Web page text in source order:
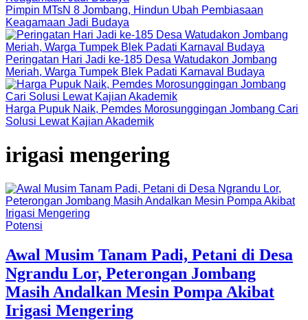
Pimpin MTsN 8 Jombang, Hindun Ubah Pembiasaan
Keagamaan Jadi Budaya
Peringatan Hari Jadi ke-185 Desa Watudakon Jombang
Meriah, Warga Tumpek Blek Padati Karnaval Budaya
Harga Pupuk Naik, Pemdes Morosunggingan Jombang Cari
Solusi Lewat Kajian Akademik
irigasi mengering
Potensi
Awal Musim Tanam Padi, Petani di Desa
Ngrandu Lor, Peterongan Jombang
Masih Andalkan Mesin Pompa Akibat
Irigasi Mengering